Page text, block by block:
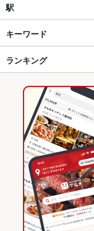
ステーキ・ハンバーグ
札幌（札幌駅・大通） ×
札幌（札幌駅・大通）
すすきの駅 × 洋食
すすきの駅 × ステーキ
札幌大通
札幌大通 × 洋食
札幌大通 × ステーキ・
北海道
北海道 × 洋食
北海道 × ステーキ・ハ
駅
大通駅
すすきの駅
豊水すすきの駅
キーワード
ステーキ
ランキング
北海道のグルメランキ
北海道の洋食ランキング
北海道のステーキ・
札幌（札幌駅・大通
札幌（札幌駅・大通）
札幌（札幌駅・大通）